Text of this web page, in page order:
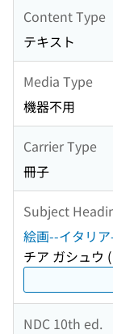
Content Type
テキスト
Media Type
機器不用
Carrier Type
冊子
Subject
絵画--イタリ
チア ガシュウ (
NDC 10th ed.